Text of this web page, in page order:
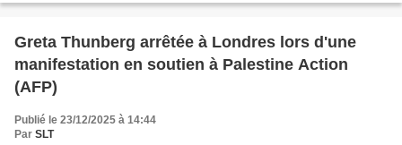
Greta Thunberg arrêtée à Londres lors d'une
manifestation en soutien à Palestine Action
(AFP)
Publié le 23/12/2025 à 14:44
Par SLT